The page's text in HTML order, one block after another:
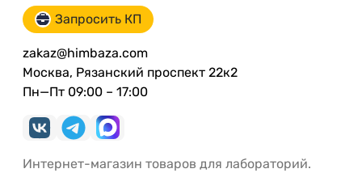
Запросить КП
zakaz@himbaza.com
Москва, Рязанский проспект 22к2
Пн—Пт 09:00 – 17:00
Интернет-магазин товаров для лабораторий.